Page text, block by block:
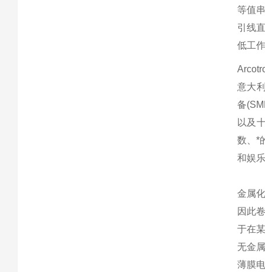
等值
引线
低工
意大
备
以及
数、*
和娱
金属
因此
于在
无金
薄膜